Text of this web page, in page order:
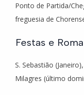
Ponto de Partida/
freguesia de
Festas e
S. Sebastião
Milagres (último